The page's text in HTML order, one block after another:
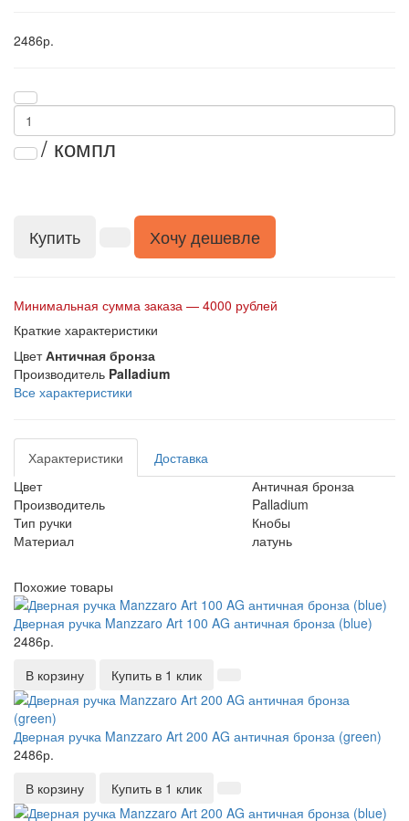
2486р.
/ компл
Купить Хочу дешевле
Минимальная сумма заказа — 4000 рублей
Краткие характеристики
Цвет Античная бронза
Производитель Palladium
Все характеристики
Характеристики
Доставка
Цвет
Античная бронза
Производитель
Palladium
Тип ручки
Кнобы
Материал
латунь
Похожие товары
Дверная ручка Manzzaro Art 100 AG античная бронза (blue)
2486р.
В корзину
Купить в 1 клик
Дверная ручка Manzzaro Art 200 AG античная бронза (green)
2486р.
В корзину
Купить в 1 клик